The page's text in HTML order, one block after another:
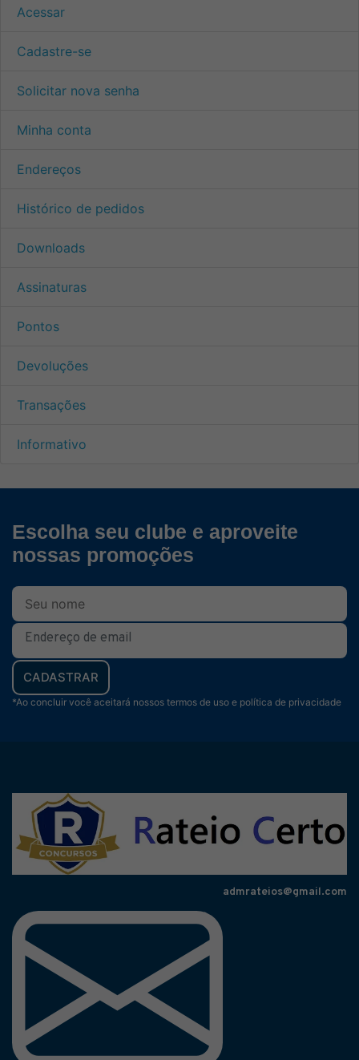
Acessar
Cadastre-se
Solicitar nova senha
Minha conta
Endereços
Histórico de pedidos
Downloads
Assinaturas
Pontos
Devoluções
Transações
Informativo
Escolha seu clube e aproveite
nossas promoções
CADASTRAR
*Ao concluir você aceitará nossos termos de uso e política de privacidade
admrateios@gmail.com